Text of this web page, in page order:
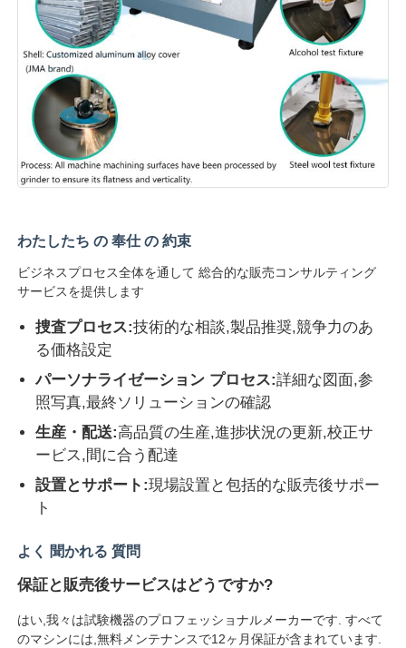
わたしたち の 奉仕 の 約束
ビジネスプロセス全体を通して 総合的な販売コンサルティング
サービスを提供します
捜査プロセス:技術的な相談,製品推奨,競争力のあ
る価格設定
パーソナライゼーション プロセス:詳細な図面,参
照写真,最終ソリューションの確認
生産・配送:高品質の生産,進捗状況の更新,校正サ
ービス,間に合う配達
設置とサポート:現場設置と包括的な販売後サポー
ト
よく 聞かれる 質問
保証と販売後サービスはどうですか?
はい,我々は試験機器のプロフェッショナルメーカーです. すべて
のマシンには,無料メンテナンスで12ヶ月保証が含まれています.